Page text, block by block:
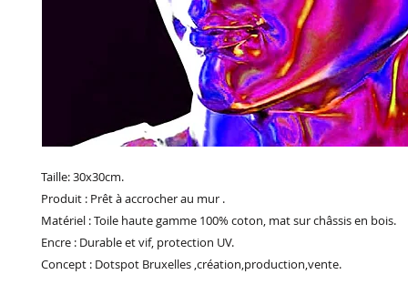
Taille: 30x30cm.
Produit : Prêt à accrocher au mur .
Matériel : Toile haute gamme 100% coton, mat sur châssis en bois.
Encre : Durable et vif, protection UV.
Concept : Dotspot Bruxelles ,création,production,vente.